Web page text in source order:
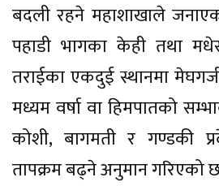
बदली रहने महाशाखाले
पहाडी भागका केही तथा
तराईका एकदुई स्थानमा
मध्यम वर्षा वा हिमपातको
कोशी, बागमती र गण्डकी
तापक्रम बढ्ने अनुमान गरिएको